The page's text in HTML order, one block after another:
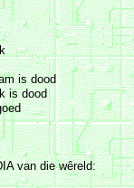
is dood
is dood
van die wêreld: